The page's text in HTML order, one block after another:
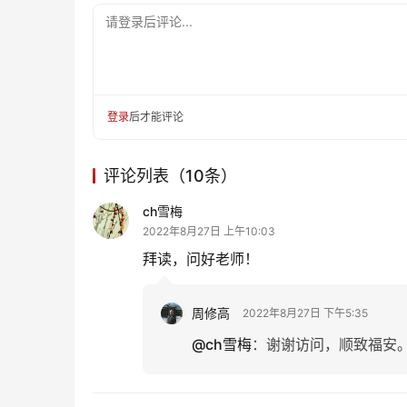
请登录后评论...
登录后才能评论
评论列表（10条）
ch雪梅
2022年8月27日 上午10:03
拜读，问好老师！
周修高 2022年8月27日 下午5:35
@ch雪梅： 谢谢访问，顺致福安